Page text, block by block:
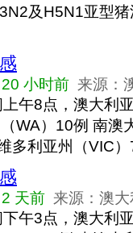
及H5N1亚型
20 小时前 来源：
午8点，澳大利
WA）10例 南澳
多利亚州（VIC
2 天前 来源：澳
午3点，澳大利